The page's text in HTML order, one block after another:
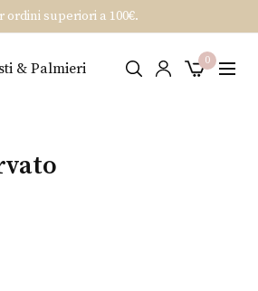
superiori a 100€.
0